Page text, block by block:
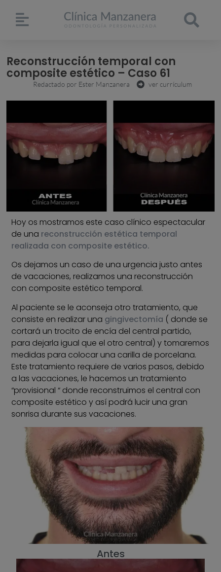
Reconstrucción temporal con
composite estético – Caso 61
Redactado por Ester Manzanera ver currículum
Hoy os mostramos este caso clínico espectacular
de una reconstrucción estética temporal
realizada con composite estético.
Os dejamos un caso de una urgencia justo antes
de vacaciones, realizamos una reconstrucción
con composite estético temporal.
Al paciente se le aconseja otro tratamiento, que
consiste en realizar una gingivectomía ( donde se
cortará un trocito de encía del central partido,
para dejarla igual que el otro central) y tomaremos
medidas para colocar una carilla de porcelana.
Este tratamiento requiere de varios pasos, debido
a las vacaciones, le hacemos un tratamiento
“provisional “ donde reconstruimos el central con
composite estético y así podrá lucir una gran
sonrisa durante sus vacaciones.
Antes